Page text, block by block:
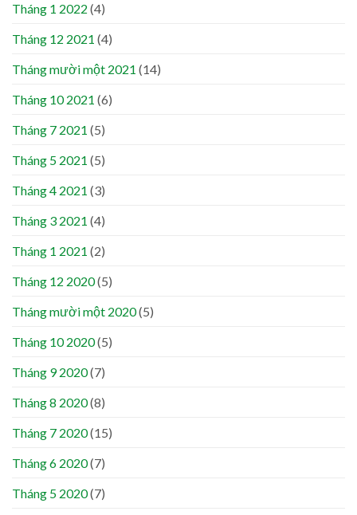
Tháng 1 2022 (4)
Tháng 12 2021 (4)
Tháng mười một 2021 (14)
Tháng 10 2021 (6)
Tháng 7 2021 (5)
Tháng 5 2021 (5)
Tháng 4 2021 (3)
Tháng 3 2021 (4)
Tháng 1 2021 (2)
Tháng 12 2020(5)
Tháng mười một 2020(5)
Tháng 10 2020(5)
Tháng 9 2020(7)
Tháng 8 2020(8)
Tháng 7 2020(15)
Tháng 6 2020(7)
Tháng 5 2020(7)